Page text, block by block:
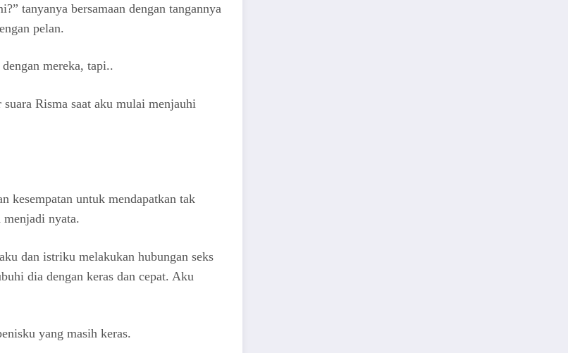
tanyanya bersamaan dengan tangannya
pelan.
mereka, tapi..
Risma saat aku mulai menjauhi
kesempatan untuk mendapatkan tak
menjadi nyata.
dan istriku melakukan hubungan seks
dia dengan keras dan cepat. Aku
yang masih keras.